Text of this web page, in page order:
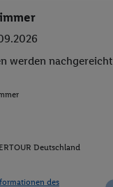
werden nachgereicht
Deutschland
des